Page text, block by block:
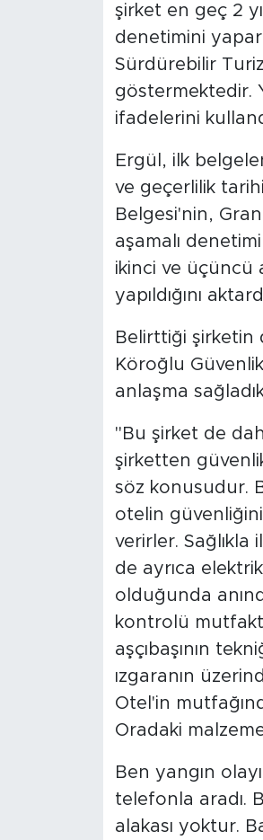
şirket en geç 2
denetimini
Sürdürebilir
göstermektedir.
ifadelerini
Ergül, ilk
ve geçerlilik
Belgesi'nin,
aşamalı
ikinci ve üçüncü
yapıldığını
Belirttiği şirketin
Köroğlu
anlaşma
"Bu şirket de
şirketten
söz konusudur.
otelin
verirler.
de ayrıca
olduğunda
kontrolü
aşçıbaşının
ızgaranın
Otel'in
Oradaki
Ben yangın
telefonla aradı.
alakası yoktur.